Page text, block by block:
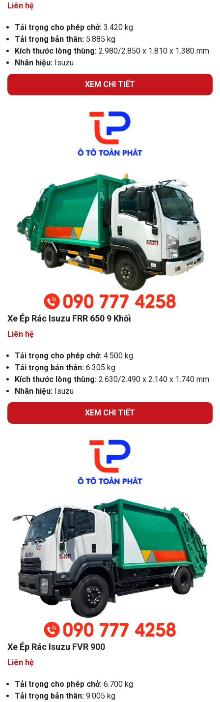
Liên hệ
Tải trọng cho phép chở: 3.420 kg
Tải trọng bản thân: 5.885 kg
Kích thước lòng thùng: 2.980/2.850 x 1.810 x 1.380 mm
Nhãn hiệu: Isuzu
XEM CHI TIẾT
Xe Ép Rác Isuzu FRR 650 9 Khối
Liên hệ
Tải trọng cho phép chở: 4.500 kg
Tải trọng bản thân: 6.305 kg
Kích thước lòng thùng: 2.630/2.490 x 2.140 x 1.740 mm
Nhãn hiệu: Isuzu
XEM CHI TIẾT
Xe Ép Rác Isuzu FVR 900
Liên hệ
Tải trọng cho phép chở: 6.700 kg
Tải trọng bản thân: 9.005 kg